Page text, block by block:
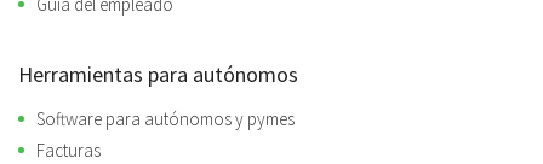
Herramientas para autónomos
Software para autónomos y pymes
Facturas